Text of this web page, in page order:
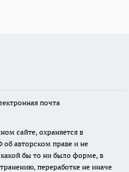
почта
сайте, охраняется в
об авторском праве и не
бы то ни было форме, в
переработке не иначе